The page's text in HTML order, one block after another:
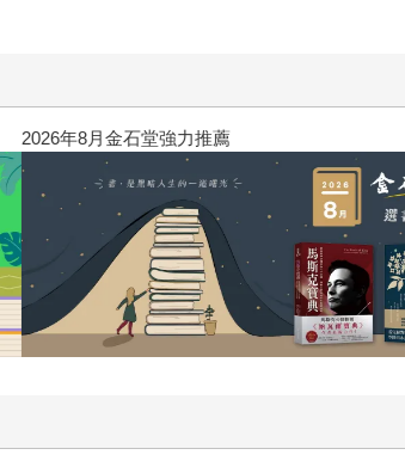
2026年8月金石堂強力推薦